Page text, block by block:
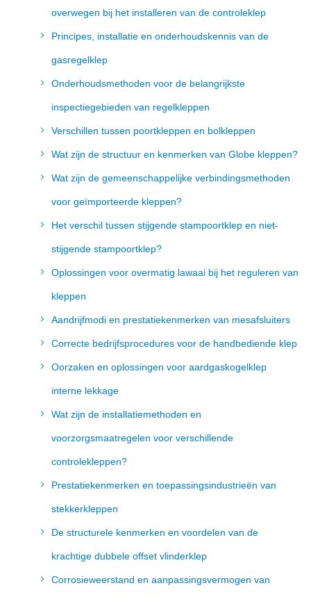
overwegen bij het installeren van de controleklep
Principes, installatie en onderhoudskennis van de
gasregelklep
Onderhoudsmethoden voor de belangrijkste
inspectiegebieden van regelkleppen
Verschillen tussen poortkleppen en bolkleppen
Wat zijn de structuur en kenmerken van Globe kleppen?
Wat zijn de gemeenschappelijke verbindingsmethoden
voor geïmporteerde kleppen?
Het verschil tussen stijgende stampoortklep en niet-
stijgende stampoortklep?
Oplossingen voor overmatig lawaai bij het reguleren van
kleppen
Aandrijfmodi en prestatiekenmerken van mesafsluiters
Correcte bedrijfsprocedures voor de handbediende klep
Oorzaken en oplossingen voor aardgaskogelklep
interne lekkage
Wat zijn de installatiemethoden en
voorzorgsmaatregelen voor verschillende
controlekleppen?
Prestatiekenmerken en toepassingsindustrieën van
stekkerkleppen
De structurele kenmerken en voordelen van de
krachtige dubbele offset vlinderklep
Corrosieweerstand en aanpassingsvermogen van